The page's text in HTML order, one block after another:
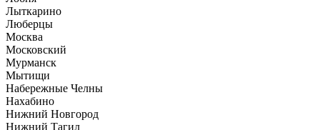
Лыткарино
Люберцы
Москва
Московский
Мурманск
Мытищи
Набережные Челны
Нахабино
Нижний Новгород
Нижний Тагил